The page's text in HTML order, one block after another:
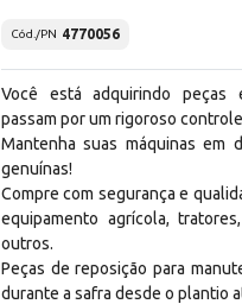
Cód./PN 4770056
Você está adquirindo peças
passam por um rigoroso
Mantenha suas máquinas em
genuínas!
Compre com segurança e
equipamento agrícola,
outros.
Peças de reposição para
durante a safra desde o plantio